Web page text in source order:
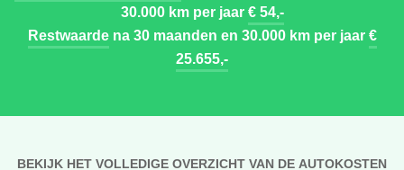
30.000 km per jaar€ 54,-
Restwaardena 30 maanden en 30.000 km per jaar€
25.655,-
BEKIJK HET VOLLEDIGE OVERZICHT VAN DE AUTOKOSTEN